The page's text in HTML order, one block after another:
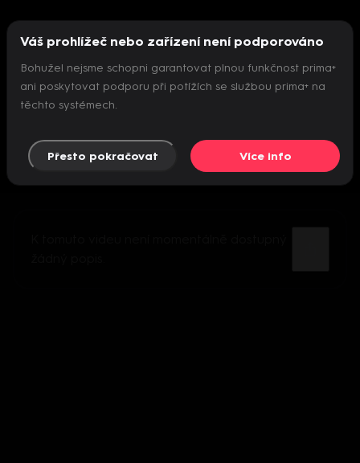
Nepodařilo se inicializovat přehrávač
Váš prohlížeč nebo zařízení není podporováno
Bohužel nejsme schopni garantovat plnou funkčnost prima+
ani poskytovat podporu při potížích se službou prima+ na
těchto systémech.
Přesto pokračovat Více info